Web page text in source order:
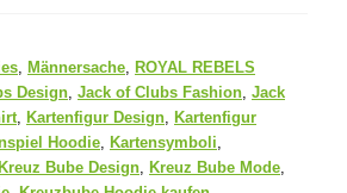
Männersache ROYAL REBELS
Design Jack of Clubs Fashion Jack
Kartenfigur Design Kartenfigur
Hoodie Kartensymboli
Bube Design Kreuz Bube Mode